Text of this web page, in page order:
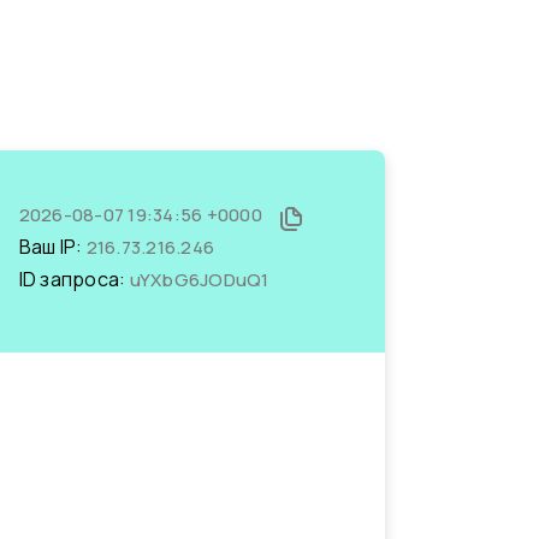
2026-08-07 19:34:56 +0000
Ваш IP: 216.73.216.246
ID запроса: uYXbG6JODuQ1